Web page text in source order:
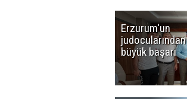
Erzurum'un
judocularından
büyük başarı